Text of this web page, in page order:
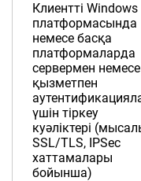
Клиентті Windows
платформасында
немесе басқа
платформаларда
сервермен немесе
қызметпен
үшін тіркеу
куәліктері
SSL/TLS, IPSec
хаттамалары
бойынша)